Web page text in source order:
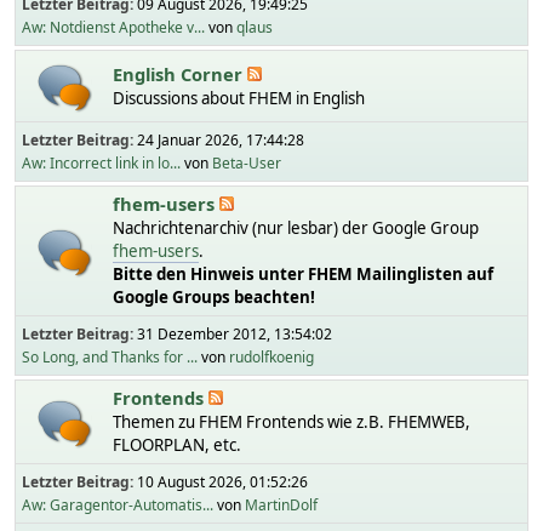
Letzter Beitrag:09 August 2026, 19:49:25
Aw: Notdienst Apotheke v...vonqlaus
English Corner
Discussions about FHEM in English
Letzter Beitrag:24 Januar 2026, 17:44:28
Aw: Incorrect link in lo...von Beta-User
fhem-users
Nachrichtenarchiv (nur lesbar) der Google Group
fhem-users.
Bitte den Hinweis unter FHEM Mailinglisten auf
Google Groups beachten!
Letzter Beitrag:31 Dezember 2012, 13:54:02
So Long, and Thanks for ...von rudolfkoenig
Frontends
Themen zu FHEM Frontends wie z.B. FHEMWEB,
FLOORPLAN, etc.
Letzter Beitrag: 10 August 2026, 01:52:26
Aw: Garagentor-Automatis...von MartinDolf